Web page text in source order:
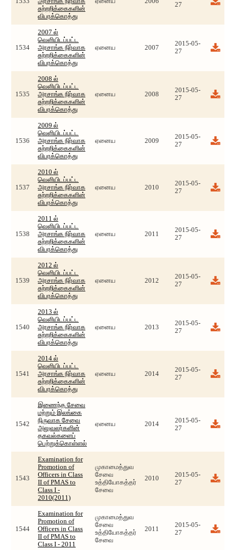
சுற்றறிக்கைகளின்
விபரக்கொத்து
27
1534
2007 ல்
வெளியிடப்பட்ட
அரசாங்க நிர்வாக
சுற்றறிக்கைகளின்
விபரக்கொத்து
ஏனைய 2007
2015-05-
27
1535
2008 ல்
வெளியிடப்பட்ட
அரசாங்க நிர்வாக
சுற்றறிக்கைகளின்
விபரக்கொத்து
ஏனைய 2008
2015-05-
27
1536
2009 ல்
வெளியிடப்பட்ட
அரசாங்க நிர்வாக
சுற்றறிக்கைகளின்
விபரக்கொத்து
ஏனைய 2009
2015-05-
27
1537
2010 ல்
வெளியிடப்பட்ட
அரசாங்க நிர்வாக
சுற்றறிக்கைகளின்
விபரக்கொத்து
ஏனைய 2010
2015-05-
27
1538
2011 ல்
வெளியிடப்பட்ட
அரசாங்க நிர்வாக
சுற்றறிக்கைகளின்
விபரக்கொத்து
ஏனைய 2011
2015-05-
27
1539
2012 ல்
வெளியிடப்பட்ட
அரசாங்க நிர்வாக
சுற்றறிக்கைகளின்
விபரக்கொத்து
ஏனைய 2012
2015-05-
27
1540
2013 ல்
வெளியிடப்பட்ட
அரசாங்க நிர்வாக
சுற்றறிக்கைகளின்
விபரக்கொத்து
ஏனைய 2013
2015-05-
27
1541
2014 ல்
வெளியிடப்பட்ட
அரசாங்க நிர்வாக
சுற்றறிக்கைகளின்
விபரக்கொத்து
ஏனைய 2014
2015-05-
27
1542
இணைந்த சேவை
மற்றும் இலங்கை
நிருவாக சேவை
அலுவலர்களின்
தகவல்களைப்
பெற்றுக்கொள்ளல்
ஏனைய 2014
2015-05-
27
1543
Examination for
Promotion of
Officers in Class
II of PMAS to
Class I -
2010(2011)
முகாமைத்துவ
சேவை
உத்தியோகத்தர்
சேவை
2010
2015-05-
27
1544
Examination for
Promotion of
Officers in Class
II of PMAS to
Class I - 2011
முகாமைத்துவ
சேவை
உத்தியோகத்தர்
சேவை
2011
2015-05-
27